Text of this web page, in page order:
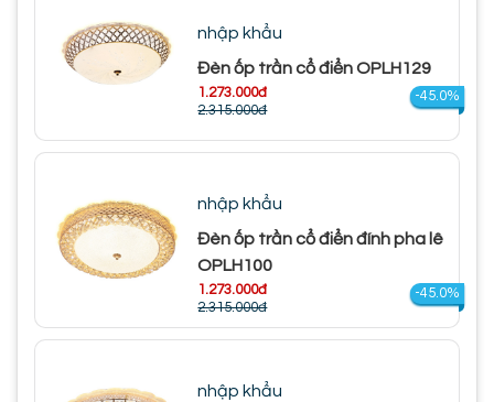
nhập khẩu
Đèn ốp trần cổ điển OPLH129
1.273.000đ
2.315.000đ
-45.0%
nhập khẩu
Đèn ốp trần cổ điển đính pha lê
OPLH100
1.273.000đ
2.315.000đ
-45.0%
nhập khẩu